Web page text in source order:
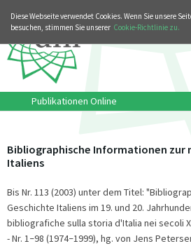
Diese Webseite verwendet Cookies. Wenn Sie unsere
besuchen, stimmen Sie unserer Cookie-Richtlinie zu.
Publikationen Online
Bibliographische Informationen zur
Italiens
Bis Nr. 113 (2003) unter dem Titel:
Geschichte Italiens im 19. und 20.
bibliografiche sulla storia d'Italia nei secoli
- Nr. 1 –98 (1974–1999), hg. von Jens